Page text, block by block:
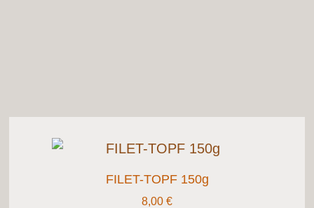
FILET-TOPF 150g
8,00 €